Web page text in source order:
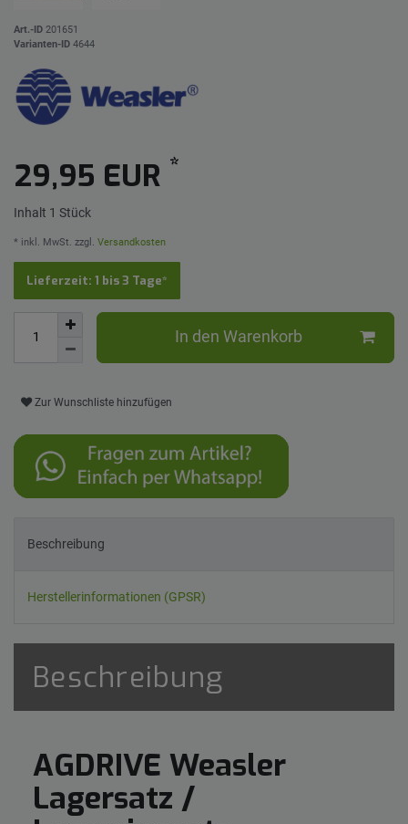
Art.-ID 201651
Varianten-ID 4644
29,95 EUR *
Inhalt 1 Stück
* inkl. MwSt. zzgl. Versandkosten
Lieferzeit: 1 bis 3 Tage*
In den Warenkorb
Zur Wunschliste hinzufügen
Beschreibung
Herstellerinformationen (GPSR)
Beschreibung
AGDRIVE Weasler
Lagersatz /